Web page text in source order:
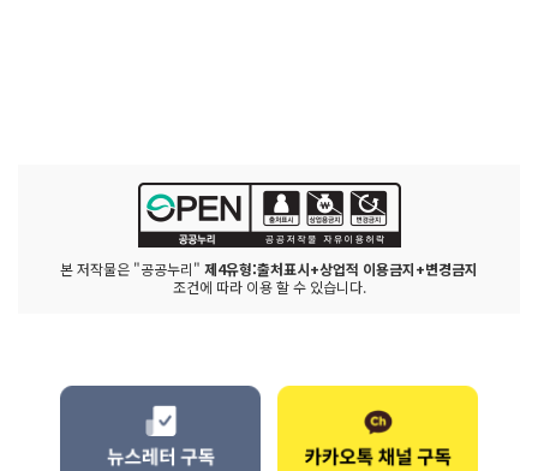
본 저작물은 "공공누리" 제4유형:출처표시+상업적 이용금지+변경금지
조건에 따라 이용 할 수 있습니다.